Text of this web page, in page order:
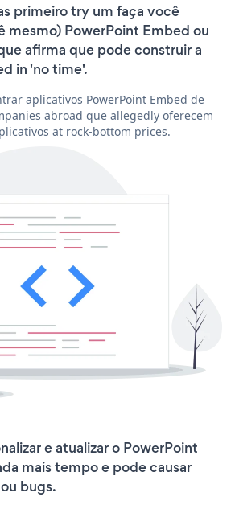
primeiro try um faça você
mesmo) PowerPoint Embed ou
afirma que pode construir a
in 'no time'.
aplicativos PowerPoint Embed de
abroad que allegedly oferecem
at rock-bottom prices.
e atualizar o PowerPoint
mais tempo e pode causar
bugs.